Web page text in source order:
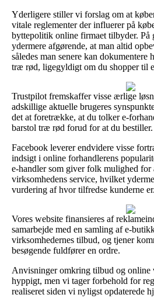
Yderligere stiller vi forslag om at
vitale reglementer der influerer på
byttepolitik online firmaet tilbyder. På
ydermere afgørende, at man altid
således man senere kan dokumentere
træ rød, ligegyldigt om du shopper til
Trustpilot fremskaffer visse ærlige
adskillige aktuelle brugeres
det at foretrække, at du tolker e-
barstol træ rød forud for at du bestiller.
Facebook leverer endvidere visse
indsigt i online forhandlerens
e-handler som giver folk mulighed for
virksomhedens service, hvilket
vurdering af hvor tilfredse kunderne er.
Vores website finansieres af
samarbejde med en samling af e-
virksomhedernes tilbud, og tjener
besøgende fuldfører en ordre.
Anvisninger omkring tilbud og online
hyppigt, men vi tager forbehold for
realiseret siden vi nyligst opdaterede